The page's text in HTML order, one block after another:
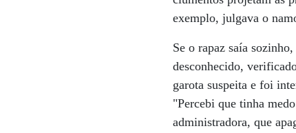
exemplo, julgava o
Se o rapaz saía
desconhecido,
garota suspeita e foi
"Percebi que tinha
administradora, que